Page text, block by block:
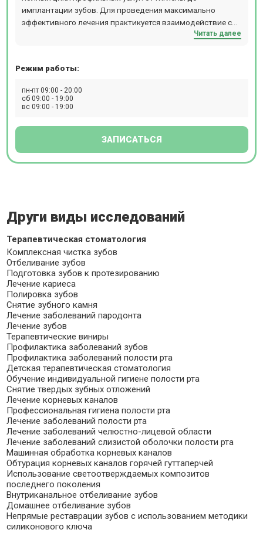
имплантации зубов. Для проведения максимально
эффективного лечения практикуется взаимодействие со
смежными специалистами. В наличии вся необходимая
взрослых. Услуги: В стоматологии Праймдент
гигиена, лечение зубов, лечение десен, хирургия,
ортодонтия, имплантация, протезирование, эстетическая
Читать далее
Режим работы:
пн-пт 09:00 - 20:00
сб 09:00 - 19:00
вс 09:00 - 19:00
ЗАПИСАТЬСЯ
Други виды исследований
Терапевтическая стоматология
Комплексная чистка зубов
Отбеливание зубов
Подготовка зубов к протезированию
Лечение кариеса
Полировка зубов
Снятие зубного камня
Лечение заболеваний пародонта
Лечение зубов
Терапевтические виниры
Профилактика заболеваний зубов
Профилактика заболеваний полости рта
Детская терапевтическая стоматология
Обучение индивидуальной гигиене полости рта
Снятие твердых зубных отложений
Лечение корневых каналов
Профессиональная гигиена полости рта
Лечение заболеваний полости рта
Лечение заболеваний челюстно-лицевой области
Лечение заболеваний слизистой оболочки полости рта
Машинная обработка корневых каналов
Обтурация корневых каналов горячей гуттаперчей
Использование светоотверждаемых композитов
последнего поколения
Внутриканальное отбеливание зубов
Домашнее отбеливание зубов
Непрямые реставрации зубов с использованием методики
силиконового ключа